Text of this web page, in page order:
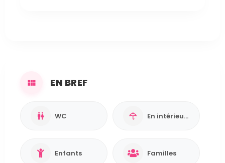
EN BREF
WC En intérieur / Abrité
Enfants Familles